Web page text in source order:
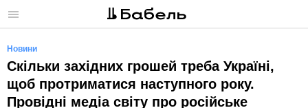
Меню
Новини
Скільки західних грошей треба Україні,
щоб протриматися наступного року.
Провідні медіа світу про російське